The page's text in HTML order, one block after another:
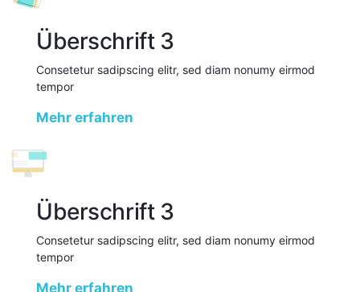
Überschrift 3
Consetetur sadipscing elitr, sed diam nonumy eirmod
tempor
Mehr erfahren
Überschrift 3
Consetetur sadipscing elitr, sed diam nonumy eirmod
tempor
Mehr erfahren